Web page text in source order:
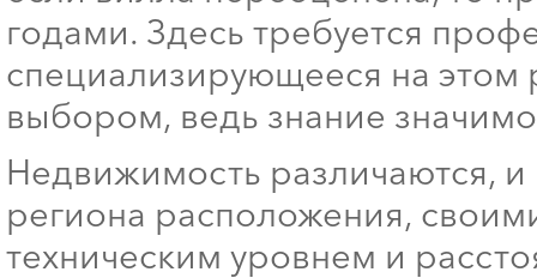
годами. Здесь требуется
специализирующееся на этом
выбором, ведь знание
Недвижимость различаются, и
региона расположения,
техническим уровнем и